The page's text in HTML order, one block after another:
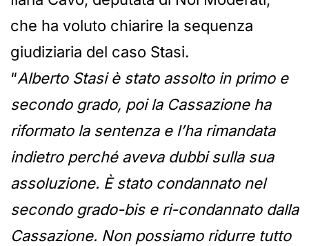
che ha voluto chiarire la sequenza
giudiziaria del caso Stasi.
“Alberto Stasi è stato assolto in primo e
secondo grado, poi la Cassazione ha
riformato la sentenza e l’ha rimandata
indietro perché aveva dubbi sulla sua
assoluzione. È stato condannato nel
secondo grado-bis e ri-condannato dalla
Cassazione. Non possiamo ridurre tutto